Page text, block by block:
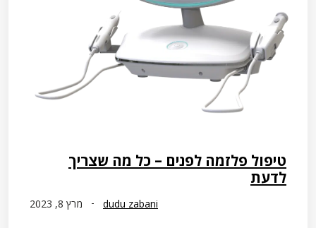
טיפול פלזמה לפנים – כל מה שצריך
לדעת
מרץ 8, 2023 dudu zabani